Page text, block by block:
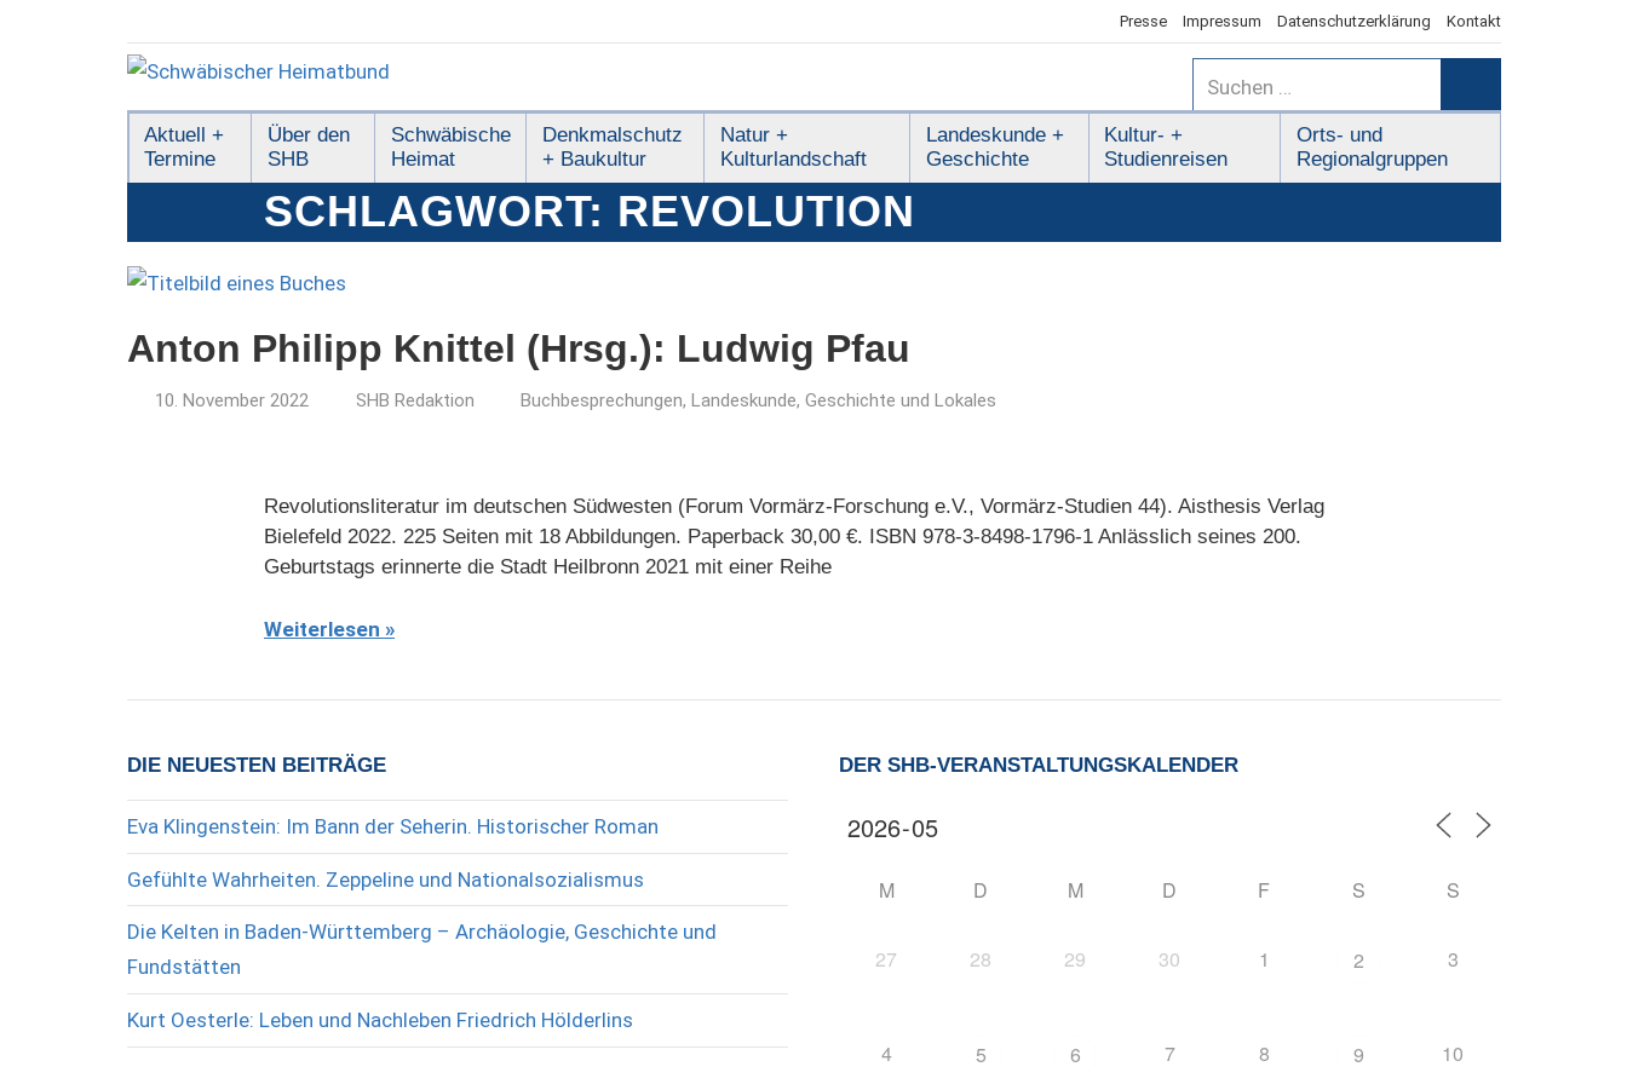
Presse Impressum Datenschutzerklärung Kontakt
Schwäbischer
Heimatbund
Suchen
nach:
Aktuell +
Termine
Über den
SHB
Schwäbische
Heimat
Denkmalschutz
+ Baukultur
Natur +
Kulturlandschaft
Landeskunde +
Geschichte
Kultur- +
Studienreisen
Orts- und
Regionalgruppen
SCHLAGWORT: REVOLUTION
Anton Philipp Knittel (Hrsg.): Ludwig Pfau
10. November 2022 SHB Redaktion Buchbesprechungen, Landeskunde, Geschichte und Lokales
Revolutionsliteratur im deutschen Südwesten (Forum Vormärz-Forschung e.V., Vormärz-Studien 44). Aisthesis Verlag
Bielefeld 2022. 225 Seiten mit 18 Abbildungen. Paperback 30,00 €. ISBN 978-3-8498-1796-1 Anlässlich seines 200.
Geburtstags erinnerte die Stadt Heilbronn 2021 mit einer Reihe
Weiterlesen
DIE NEUESTEN BEITRÄGE
Eva Klingenstein: Im Bann der Seherin. Historischer Roman
Gefühlte Wahrheiten. Zeppeline und Nationalsozialismus
Die Kelten in Baden-Württemberg – Archäologie, Geschichte und
Fundstätten
Kurt Oesterle: Leben und Nachleben Friedrich Hölderlins
DER SHB-VERANSTALTUNGSKALENDER
M D M D F S S
27 28 29 30 1 2 3
4 5 6 7 8 9 10